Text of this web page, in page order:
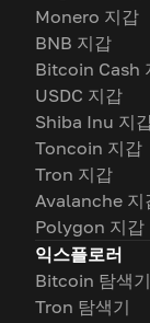
Monero 지갑
BNB 지갑
Bitcoin Cash
USDC 지갑
Shiba Inu 지
Toncoin 지갑
Tron 지갑
Avalanche 지
Polygon 지갑
익스플로러
Bitcoin 탐색기
Tron 탐색기